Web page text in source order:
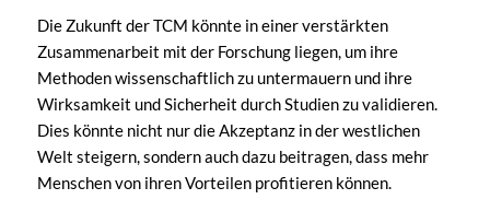
Die Zukunft der TCM könnte in einer verstärkten
Zusammenarbeit mit der Forschung liegen, um ihre
Methoden wissenschaftlich zu untermauern und ihre
Wirksamkeit und Sicherheit durch Studien zu validieren.
Dies könnte nicht nur die Akzeptanz in der westlichen
Welt steigern, sondern auch dazu beitragen, dass mehr
Menschen von ihren Vorteilen profitieren können.